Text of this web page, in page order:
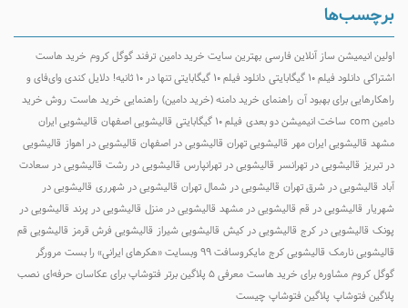
برچسب‌ها
اولین انیمیشن ساز آنلاین فارسی بهترین سایت خرید دامین ترفند گوگل کروم خرید هاست
اشتراکی دانلود فیلم ۱۰ گیگابایتی دانلود فیلم ۱۰ گیگابایتی تنها در ۱۰ ثانیه!
دلایل کندی وای‌فای و
راهکارهایی برای بهبود آن راهنمای خرید دامنه (خرید دامین) راهنمایی خرید هاست روش خرید
دامین com
ساخت انیمیشن دو بعدی فیلم ۱۰ گیگابایتی قالیشویی اصفهان قالیشویی ایران
مشهد قالیشویی ایران مهر قالیشویی تهران قالیشویی در اصفهان قالیشویی در اهواز قالیشویی
در تبریز قالیشویی در تهرانسر قالیشویی در تهرانپارس قالیشویی در رشت قالیشویی در سعادت
آباد قالیشویی در شرق تهران قالیشویی در شمال تهران قالیشویی در شهرری قالیشویی در
شهریار قالیشویی در قم قالیشویی در مشهد قالیشویی در منزل قالیشویی در پرند قالیشویی در
پونک قالیشویی در کرج قالیشویی در کیش قالیشویی شیراز قالیشویی فرش قرمز قالیشویی قم
قالیشویی نارمک قالیشویی کرج مایکروسافت ۹۹ وبسایت «هکرهای ایرانی» را بست
مرورگر
گوگل کروم مشاوره برای خرید هاست معرفی 5 پلاگین برتر فتوشاپ برای عکاسان حرفه‌ای
نصب
پلاگین فتوشاپ پلاگین فتوشاپ چیست